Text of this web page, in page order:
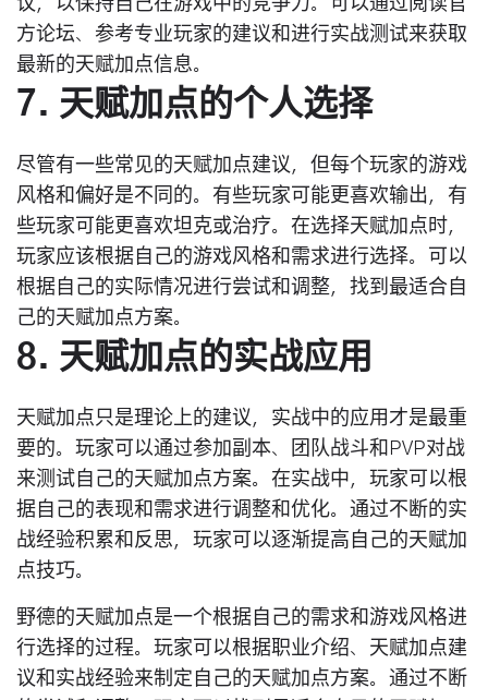
议，以保持自己在游戏中的竞争力。可以通过阅读官
方论坛、参考专业玩家的建议和进行实战测试来获取
最新的天赋加点信息。
7. 天赋加点的个人选择
尽管有一些常见的天赋加点建议，但每个玩家的游戏
风格和偏好是不同的。有些玩家可能更喜欢输出，有
些玩家可能更喜欢坦克或治疗。在选择天赋加点时，
玩家应该根据自己的游戏风格和需求进行选择。可以
根据自己的实际情况进行尝试和调整，找到最适合自
己的天赋加点方案。
8. 天赋加点的实战应用
天赋加点只是理论上的建议，实战中的应用才是最重
要的。玩家可以通过参加副本、团队战斗和PVP对战
来测试自己的天赋加点方案。在实战中，玩家可以根
据自己的表现和需求进行调整和优化。通过不断的实
战经验积累和反思，玩家可以逐渐提高自己的天赋加
点技巧。
野德的天赋加点是一个根据自己的需求和游戏风格进
行选择的过程。玩家可以根据职业介绍、天赋加点建
议和实战经验来制定自己的天赋加点方案。通过不断